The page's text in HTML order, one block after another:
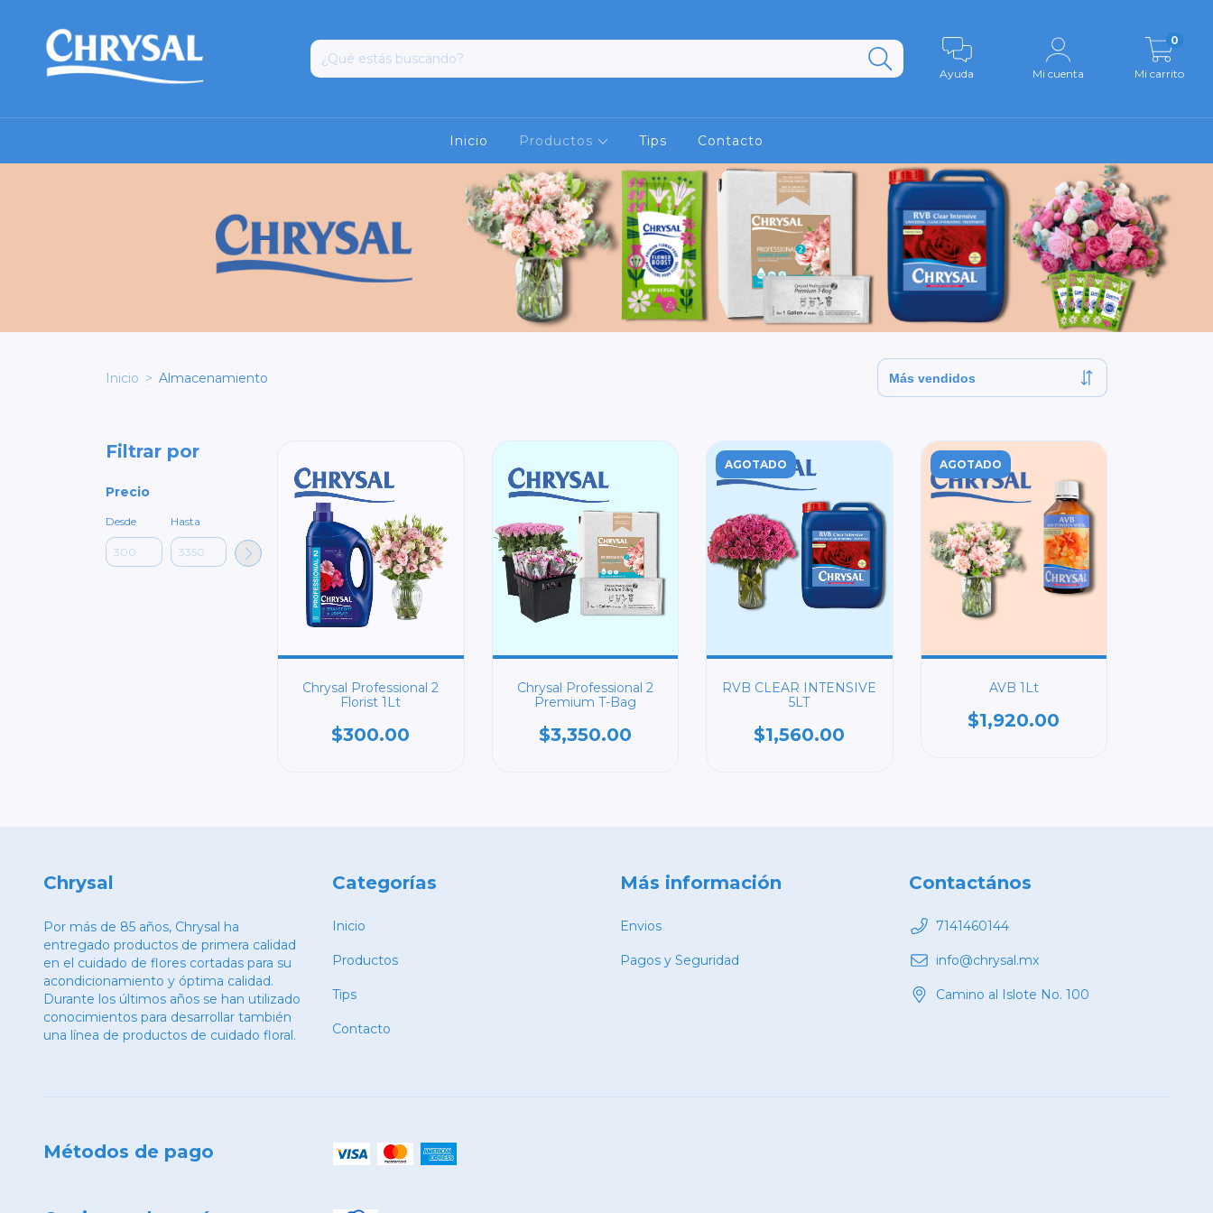
Ayuda Mi cuenta Mi carrito
0
Inicio Productos Tips Contacto
Inicio > Almacenamiento
Filtrar por
Precio
Desde Hasta
Chrysal Professional 2
Florist 1Lt
$300.00
Chrysal Professional 2
Premium T-Bag
$3,350.00
AGOTADO
RVB CLEAR INTENSIVE
5LT
$1,560.00
AGOTADO
AVB 1Lt
$1,920.00
Chrysal
Por más de 85 años, Chrysal ha
entregado productos de primera calidad
en el cuidado de flores cortadas para su
acondicionamiento y óptima calidad.
Durante los últimos años se han utilizado
conocimientos para desarrollar también
una línea de productos de cuidado floral.
Categorías
Inicio
Productos
Tips
Contacto
Más información
Envios
Pagos y Seguridad
Contactános
7141460144
info@chrysal.mx
Camino al Islote No. 100
Métodos de pago